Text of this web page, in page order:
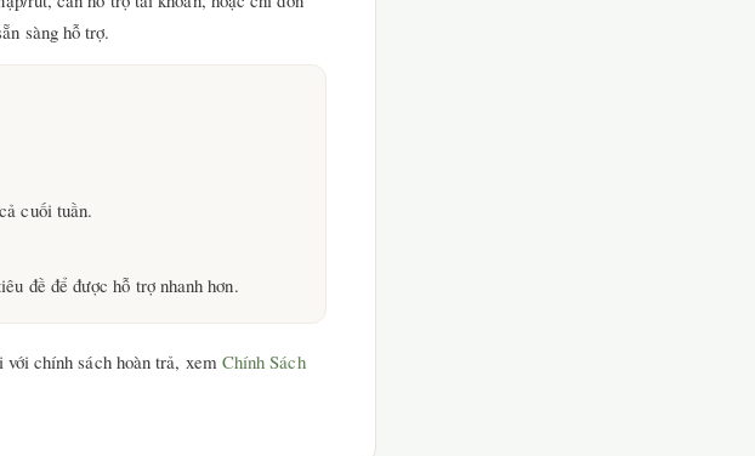
sàng hỗ trợ.
cuối tuần.
đề để được hỗ trợ nhanh hơn.
chính sách hoàn trả, xem Chính Sách